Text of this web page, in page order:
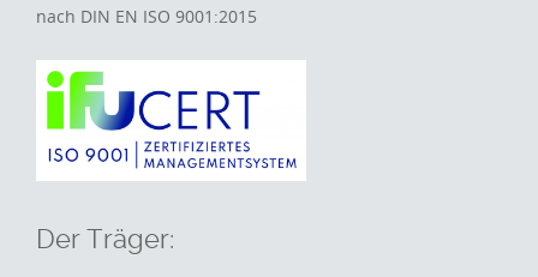
nach DIN EN ISO 9001:2015
Der Träger: